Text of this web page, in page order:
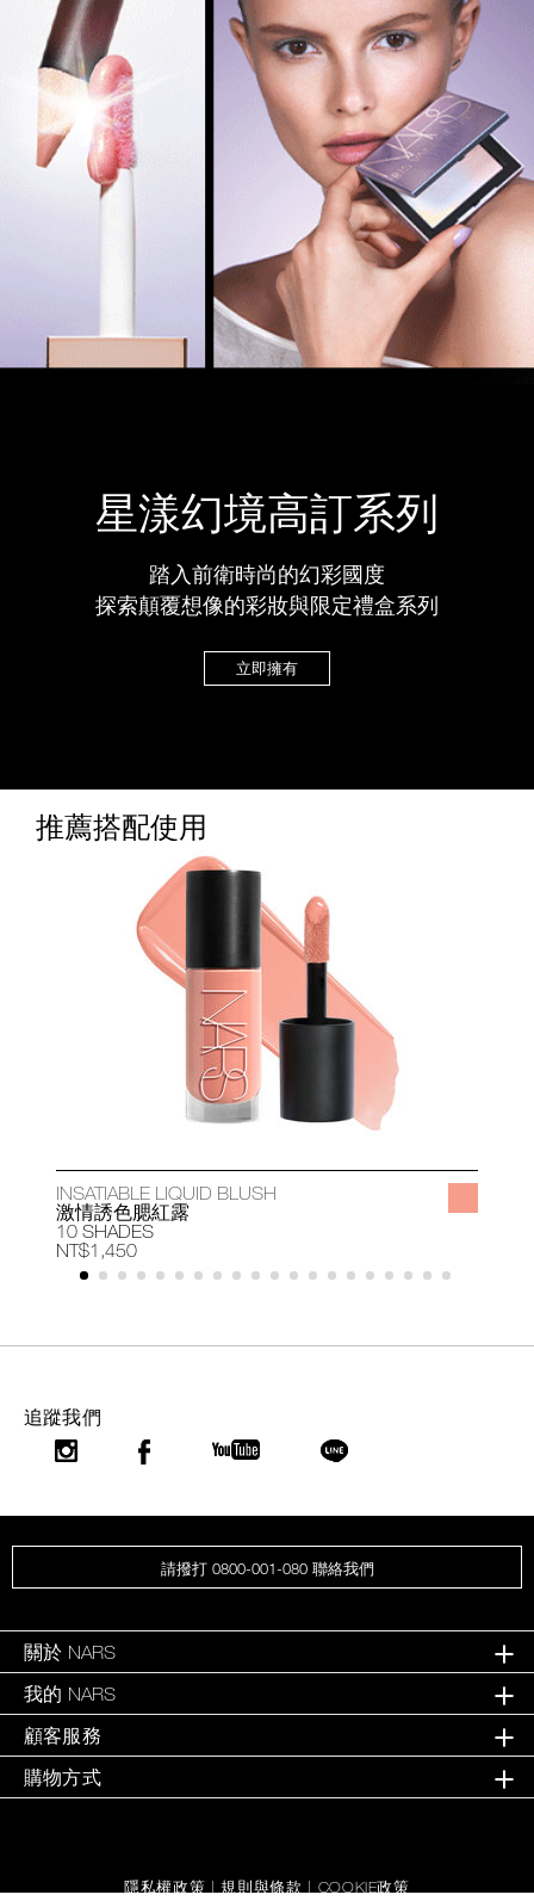
星漾幻境高訂系列
踏入前衛時尚的幻彩國度
探索顛覆想像的彩妝與限定禮盒系列
立即擁有
推薦搭配使用
INSATIABLE LIQUID BLUSH
激情誘色腮紅露
10 SHADES
NT$1,450
追蹤我們
請撥打 0800-001-080 聯絡我們
關於 NARS
我的 NARS
顧客服務
購物方式
隱私權政策 |規則與條款 | COOKIE政策